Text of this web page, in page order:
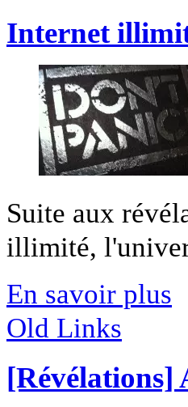
Internet
Suite aux
illimité,
En savoir plus
Old Links
[Révélations]